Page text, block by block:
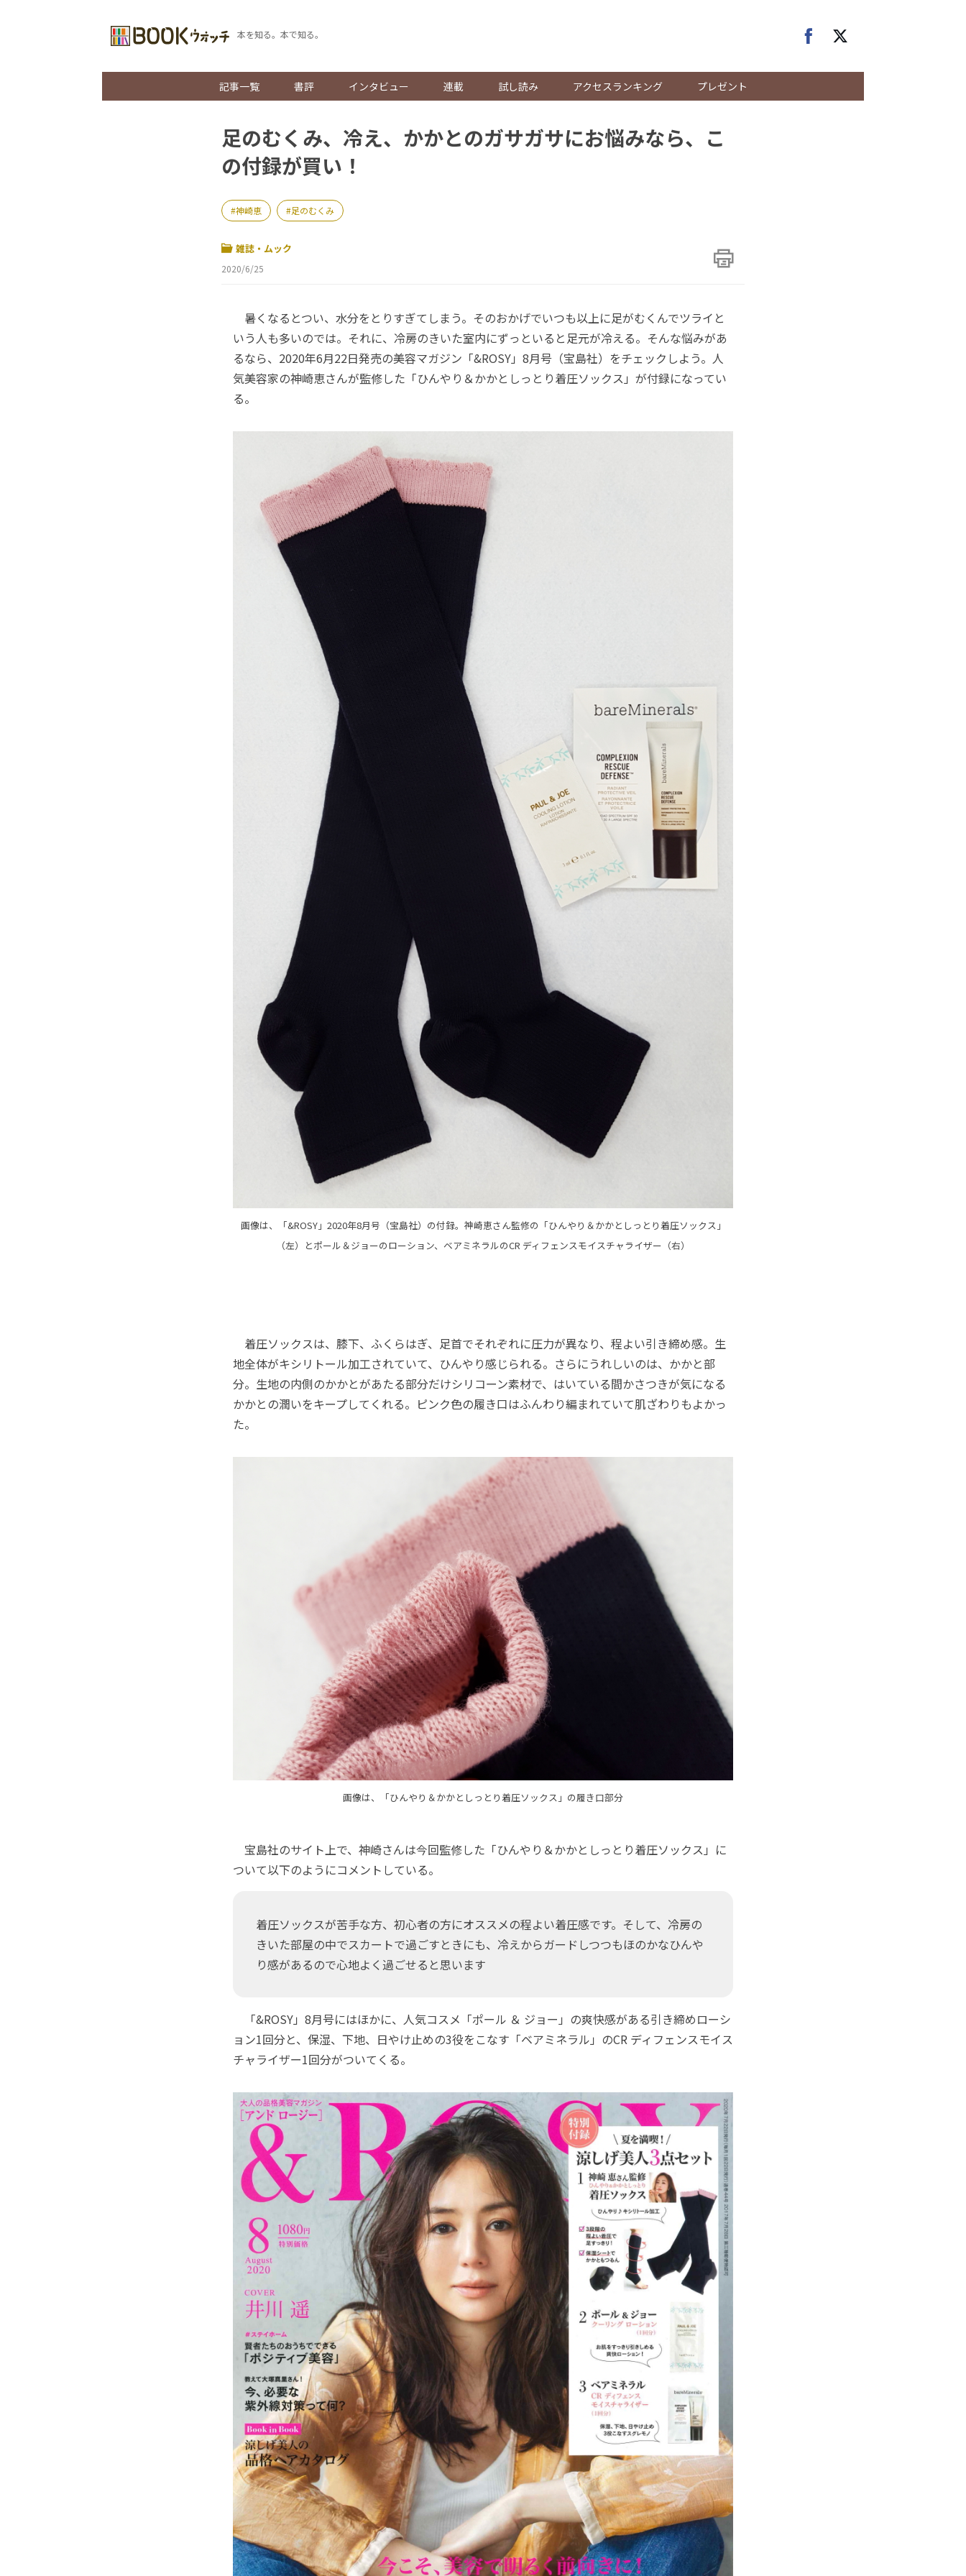
本を知る。本で知る。
記事一覧 書評 インタビュー 連載 試し読み アクセスランキング プレゼント
足のむくみ、冷え、かかとのガサガサにお悩みなら、こ
の付録が買い！
神崎恵 足のむくみ
雑誌・ムック
2020/6/25
暑くなるとつい、水分をとりすぎてしまう。そのおかげでいつも以上に足がむくんでツライと
いう人も多いのでは。それに、冷房のきいた室内にずっといると足元が冷える。そんな悩みがあ
るなら、2020年6月22日発売の美容マガジン「&ROSY」8月号（宝島社）をチェックしよう。人
気美容家の神崎恵さんが監修した「ひんやり＆かかとしっとり着圧ソックス」が付録になってい
る。
画像は、「&ROSY」2020年8月号（宝島社）の付録。神崎恵さん監修の「ひんやり＆かかとしっとり着圧ソックス」
（左）とポール＆ジョーのローション、ベアミネラルのCR ディフェンスモイスチャライザー（右）
着圧ソックスは、膝下、ふくらはぎ、足首でそれぞれに圧力が異なり、程よい引き締め感。生
地全体がキシリトール加工されていて、ひんやり感じられる。さらにうれしいのは、かかと部
分。生地の内側のかかとがあたる部分だけシリコーン素材で、はいている間かさつきが気になる
かかとの潤いをキープしてくれる。ピンク色の履き口はふんわり編まれていて肌ざわりもよかっ
た。
画像は、「ひんやり＆かかとしっとり着圧ソックス」の履き口部分
宝島社のサイト上で、神崎さんは今回監修した「ひんやり＆かかとしっとり着圧ソックス」に
ついて以下のようにコメントしている。
着圧ソックスが苦手な方、初心者の方にオススメの程よい着圧感です。そして、冷房の
きいた部屋の中でスカートで過ごすときにも、冷えからガードしつつもほのかなひんや
り感があるので心地よく過ごせると思います
「&ROSY」8月号にはほかに、人気コスメ「ポール ＆ ジョー」の爽快感がある引き締めローシ
ョン1回分と、保湿、下地、日やけ止めの3役をこなす「ベアミネラル」のCR ディフェンスモイス
チャライザー1回分がついてくる。